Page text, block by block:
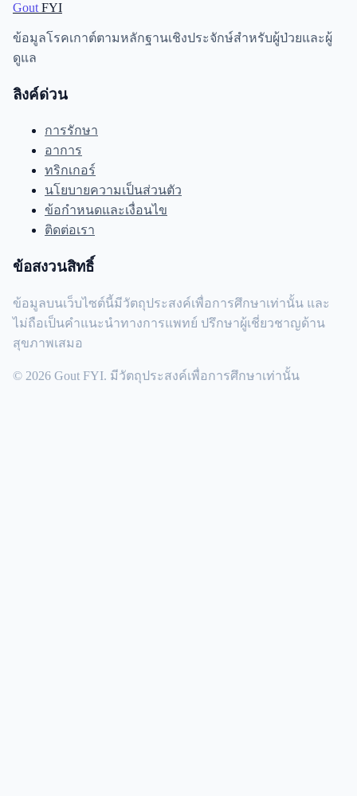
Gout FYI
ข้อมูลโรคเกาต์ตามหลักฐานเชิงประจักษ์สำหรับผู้ป่วยและผู้
ดูแล
ลิงค์ด่วน
การรักษา
อาการ
ทริกเกอร์
นโยบายความเป็นส่วนตัว
ข้อกำหนดและเงื่อนไข
ติดต่อเรา
ข้อสงวนสิทธิ์
ข้อมูลบนเว็บไซต์นี้มีวัตถุประสงค์เพื่อการศึกษาเท่านั้น และ
ไม่ถือเป็นคำแนะนำทางการแพทย์ ปรึกษาผู้เชี่ยวชาญด้าน
สุขภาพเสมอ
© 2026 Gout FYI. มีวัตถุประสงค์เพื่อการศึกษาเท่านั้น